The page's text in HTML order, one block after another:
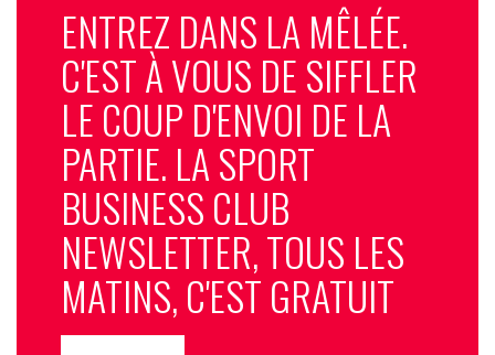
ENTREZ DANS LA MÊLÉE.
C'EST À VOUS DE SIFFLER
LE COUP D'ENVOI DE LA
PARTIE. LA SPORT
BUSINESS CLUB
NEWSLETTER, TOUS LES
MATINS, C'EST GRATUIT